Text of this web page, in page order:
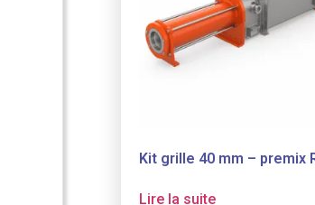
Kit grille 40 mm – premix
Lire la suite